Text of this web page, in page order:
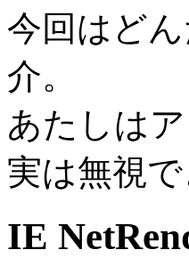
今回はど
介。
あたしは
実は無視で
IE